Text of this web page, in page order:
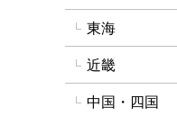
東海
近畿
中国・四国